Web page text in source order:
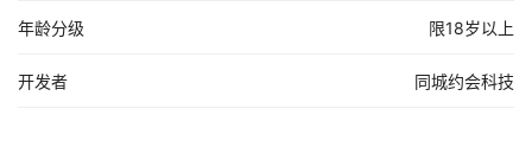
年龄分级 限18岁以上
开发者 同城约会科技